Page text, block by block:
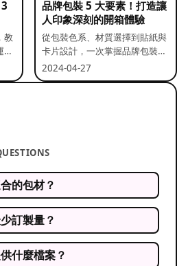
教
送
品牌包裝 5 大要素！打造讓
人印象深刻的開箱體驗
從包裝色系、材質選擇到貼紙與
卡片設計，一次掌握品牌包裝的
關鍵要素。
2024-04-27
的包材？
訂製量？
什麼檔案？